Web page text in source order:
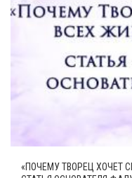
«ПОЧЕМУ ТВОРЕЦ ХОЧЕТ